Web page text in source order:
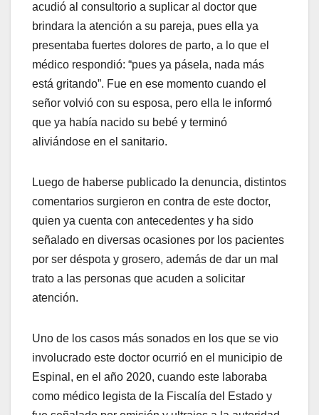
acudió al consultorio a suplicar al doctor que
brindara la atención a su pareja, pues ella ya
presentaba fuertes dolores de parto, a lo que el
médico respondió: “pues ya pásela, nada más
está gritando”. Fue en ese momento cuando el
señor volvió con su esposa, pero ella le informó
que ya había nacido su bebé y terminó
aliviándose en el sanitario.
Luego de haberse publicado la denuncia, distintos
comentarios surgieron en contra de este doctor,
quien ya cuenta con antecedentes y ha sido
señalado en diversas ocasiones por los pacientes
por ser déspota y grosero, además de dar un mal
trato a las personas que acuden a solicitar
atención.
Uno de los casos más sonados en los que se vio
involucrado este doctor ocurrió en el municipio de
Espinal, en el año 2020, cuando este laboraba
como médico legista de la Fiscalía del Estado y